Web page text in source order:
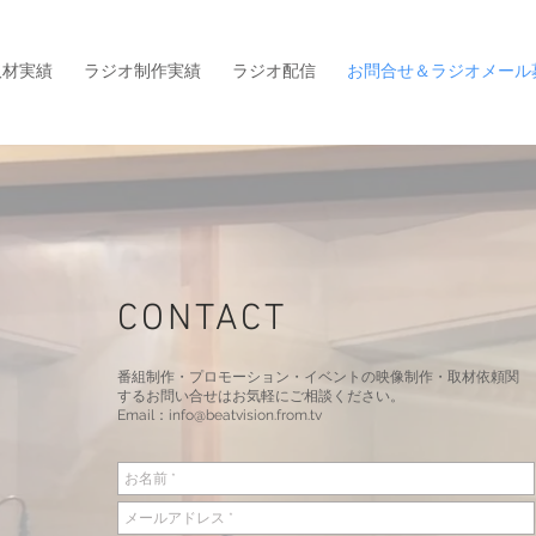
実績 ラジオ制作実績 ラジオ配信 お問合せ＆ラジオメール
CONTACT
番組制作・プロモーション・イベントの映像制作・取材依頼関
するお問い合せはお気軽にご相談ください。​
Email： info@beatvision.from.tv